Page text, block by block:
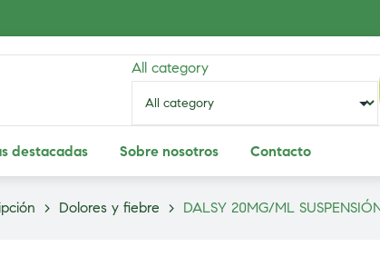
All category
destacadas Sobre nosotros Contacto
> Dolores y fiebre > DALSY 20MG/ML